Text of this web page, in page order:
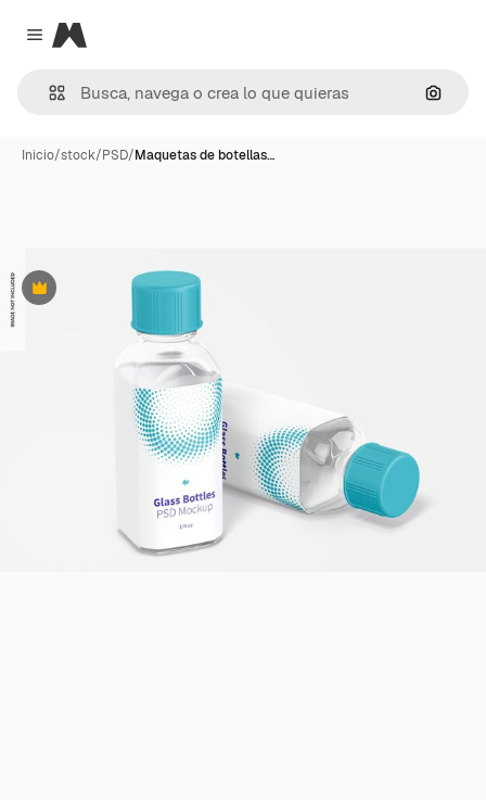
Close menu
Magnific
Inicio/stock/PSD/Maquetas de botellas…
Premium